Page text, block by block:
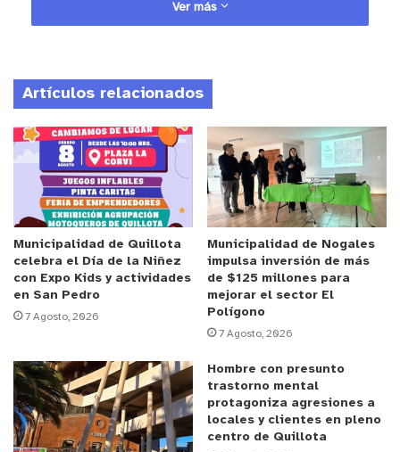
El procedimiento desarrollado en Papudo no solo
para avanzar en la investigación de este caso,
evidenciando que, por un lado, el delito es móvil y
que el trabajo policial, en coordinación con
seguridad pública municipal, obtiene resultados
efectivos en el despliegue diario.
Anuncio Patrocinado
Al respecto, la alcaldesa de papudo, Claudia
Adasme, señaló que “este caso demuestra que el
rol de la gestión municipal en el despliegue
territorial es clave porque somos el primer punto
de contacto con la comunidad y somos quienes
muchas veces activamos estas alertas. Eso, fue
plenamente reconocido en la Ley de Seguridad
Pública, pero lamentablemente ahora viene otro
Ver más
Artículos relacionados
Municipalidad de Quillota
celebra el Día de la Niñez
con Expo Kids y actividades
en San Pedro
7 Agosto, 2026
Municipalidad de Nogales
impulsa inversión de más
de $125 millones para
mejorar el sector El
Polígono
7 Agosto, 2026
Hombre con presunto
trastorno mental
protagoniza agresiones a
locales y clientes en pleno
centro de Quillota